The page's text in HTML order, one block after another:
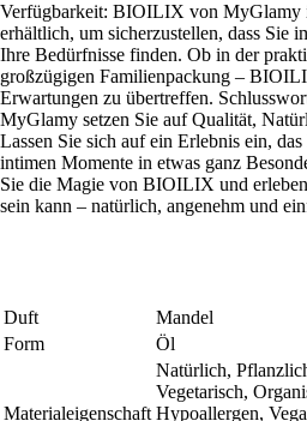
Verfügbarkeit: BIOILIX von MyGlamy
erhältlich, um sicherzustellen, dass Sie
Ihre Bedürfnisse finden. Ob in der
großzügigen Familienpackung –
Erwartungen zu übertreffen.
MyGlamy setzen Sie auf Qualität,
Lassen Sie sich auf ein Erlebnis ein,
intimen Momente in etwas ganz
Sie die Magie von BIOILIX und
sein kann – natürlich, angenehm und
Duft
Mandel
Form
Öl
Materialeigenschaft
Natürlich,
Vegetarisch,
Hypoallergen,